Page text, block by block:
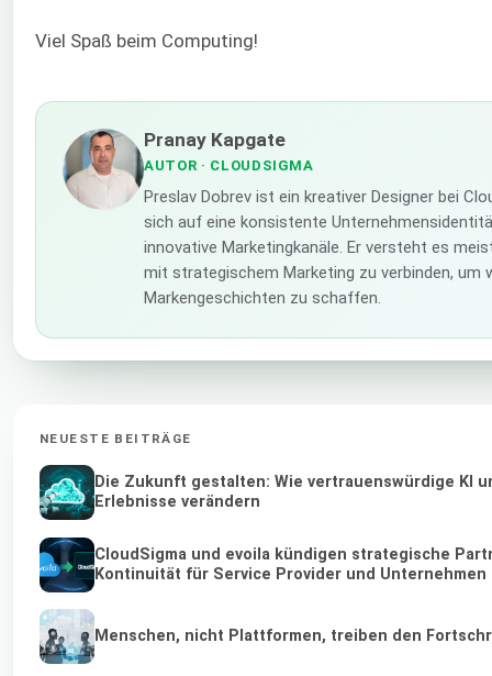
Viel Spaß beim Computing!
Pranay Kapgate
AUTOR · CLOUDSIGMA
Preslav Dobrev ist ein kreativer Designer bei
sich auf eine konsistente
innovative Marketingkanäle. Er versteht es
mit strategischem Marketing zu verbinden, um
Markengeschichten zu schaffen.
NEUESTE BEITRÄGE
Die Zukunft gestalten: Wie vertrauenswürdige KI
Erlebnisse verändern
CloudSigma und evoila kündigen strategische
Kontinuität für Service Provider und
Menschen, nicht Plattformen, treiben den